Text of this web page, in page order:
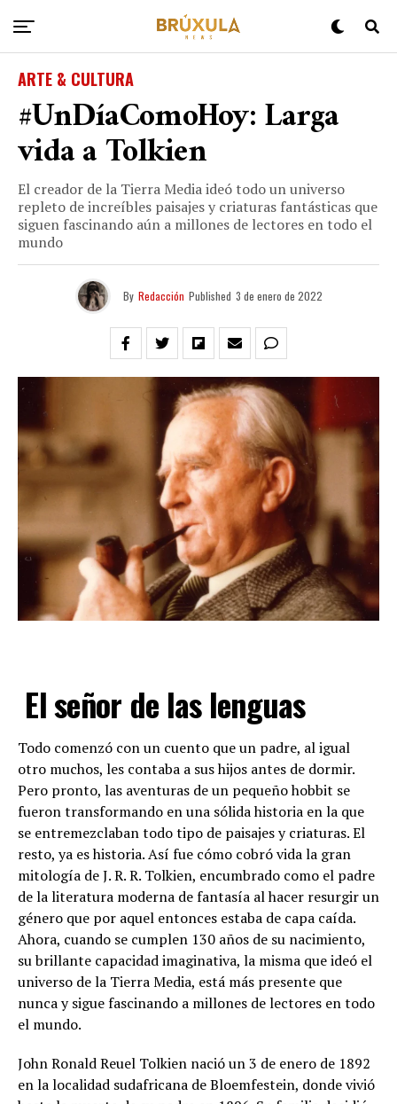
ARTE & CULTURA
#UnDíaComoHoy: Larga
vida a Tolkien
El creador de la Tierra Media ideó todo un universo
repleto de increíbles paisajes y criaturas fantásticas que
siguen fascinando aún a millones de lectores en todo el
mundo
By Redacción Published 3 de enero de 2022
El señor de las lenguas
Todo comenzó con un cuento que un padre, al igual
otro muchos, les contaba a sus hijos antes de dormir.
Pero pronto, las aventuras de un pequeño hobbit se
fueron transformando en una sólida historia en la que
se entremezclaban todo tipo de paisajes y criaturas. El
resto, ya es historia. Así fue cómo cobró vida la gran
mitología de J. R. R. Tolkien, encumbrado como el padre
de la literatura moderna de fantasía al hacer resurgir un
género que por aquel entonces estaba de capa caída.
Ahora, cuando se cumplen 130 años de su nacimiento,
su brillante capacidad imaginativa, la misma que ideó el
universo de la Tierra Media, está más presente que
nunca y sigue fascinando a millones de lectores en todo
el mundo.
John Ronald Reuel Tolkien nació un 3 de enero de 1892
en la localidad sudafricana de Bloemfestein, donde vivió